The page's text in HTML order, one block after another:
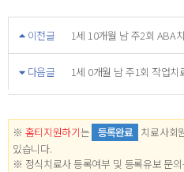
이전글 1세 10개월 남 주2회 ABA
다음글
1세 0개월 남 주1회 작업
※ 홈티지원하기는 등록완료 치료사회
있습니다.
※ 정식치료사 등록여부 및 등록유보 문